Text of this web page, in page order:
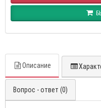
Описание
Вопрос - ответ (0)